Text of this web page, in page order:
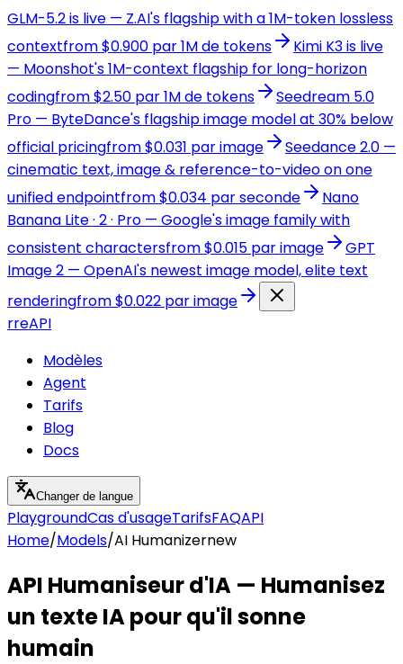
GLM-5.2 is live — Z.AI's flagship with a 1M-token lossless
contextfrom $0.900 par 1M de tokens
Kimi K3 is live
— Moonshot's 1M-context flagship for long-horizon
codingfrom $2.50 par 1M de tokens
Seedream 5.0
Pro — ByteDance's flagship image model at 30% below
official pricingfrom $0.031 par image
Seedance 2.0 —
cinematic text, image & reference-to-video on one
unified endpointfrom $0.034 par seconde
Nano
Banana Lite · 2 · Pro — Google's image family with
consistent charactersfrom $0.015 par image
GPT
Image 2 — OpenAI's newest image model, elite text
renderingfrom $0.022 par image
rreAPI
Modèles
Agent
Tarifs
Blog
Docs
Changer de langue
PlaygroundCas d'usageTarifsFAQAPI
Home/Models/AI Humanizernew
API Humaniseur d'IA — Humanisez
un texte IA pour qu'il sonne
humain